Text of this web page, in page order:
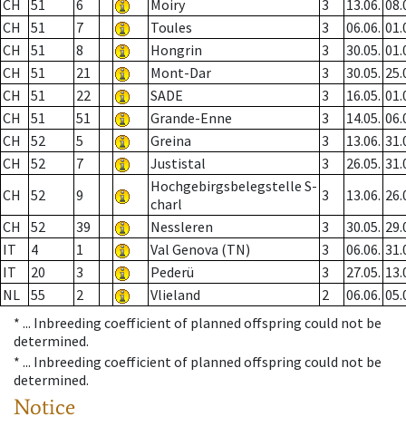
CH 51 6 Moiry 3 13.06.
CH
51 7 Toules 3 06.06.
CH
51 8 Hongrin 3 30.05.
CH
51 21 Mont-Dar 3 30.05.
CH
51 22 SADE 3 16.05.
CH
51 51 Grande-Enne 3 14.05.
CH
52 5 Greina 3 13.06.
CH
52 7 Justistal 3 26.05.
CH
52 9
Hochgebirgsbelegstelle S-
charl
3 13.06.
CH
52 39 Nessleren 3 30.05.
IT
4 1 Val Genova (TN) 3 06.06.
IT
20 3 Pederü 3 27.05.
NL 55 2 Vlieland 2 06.06.
* ... Inbreeding coefficient of planned offspring could not be
determined.
* ... Inbreeding coefficient of planned offspring could not be
determined.
Notice